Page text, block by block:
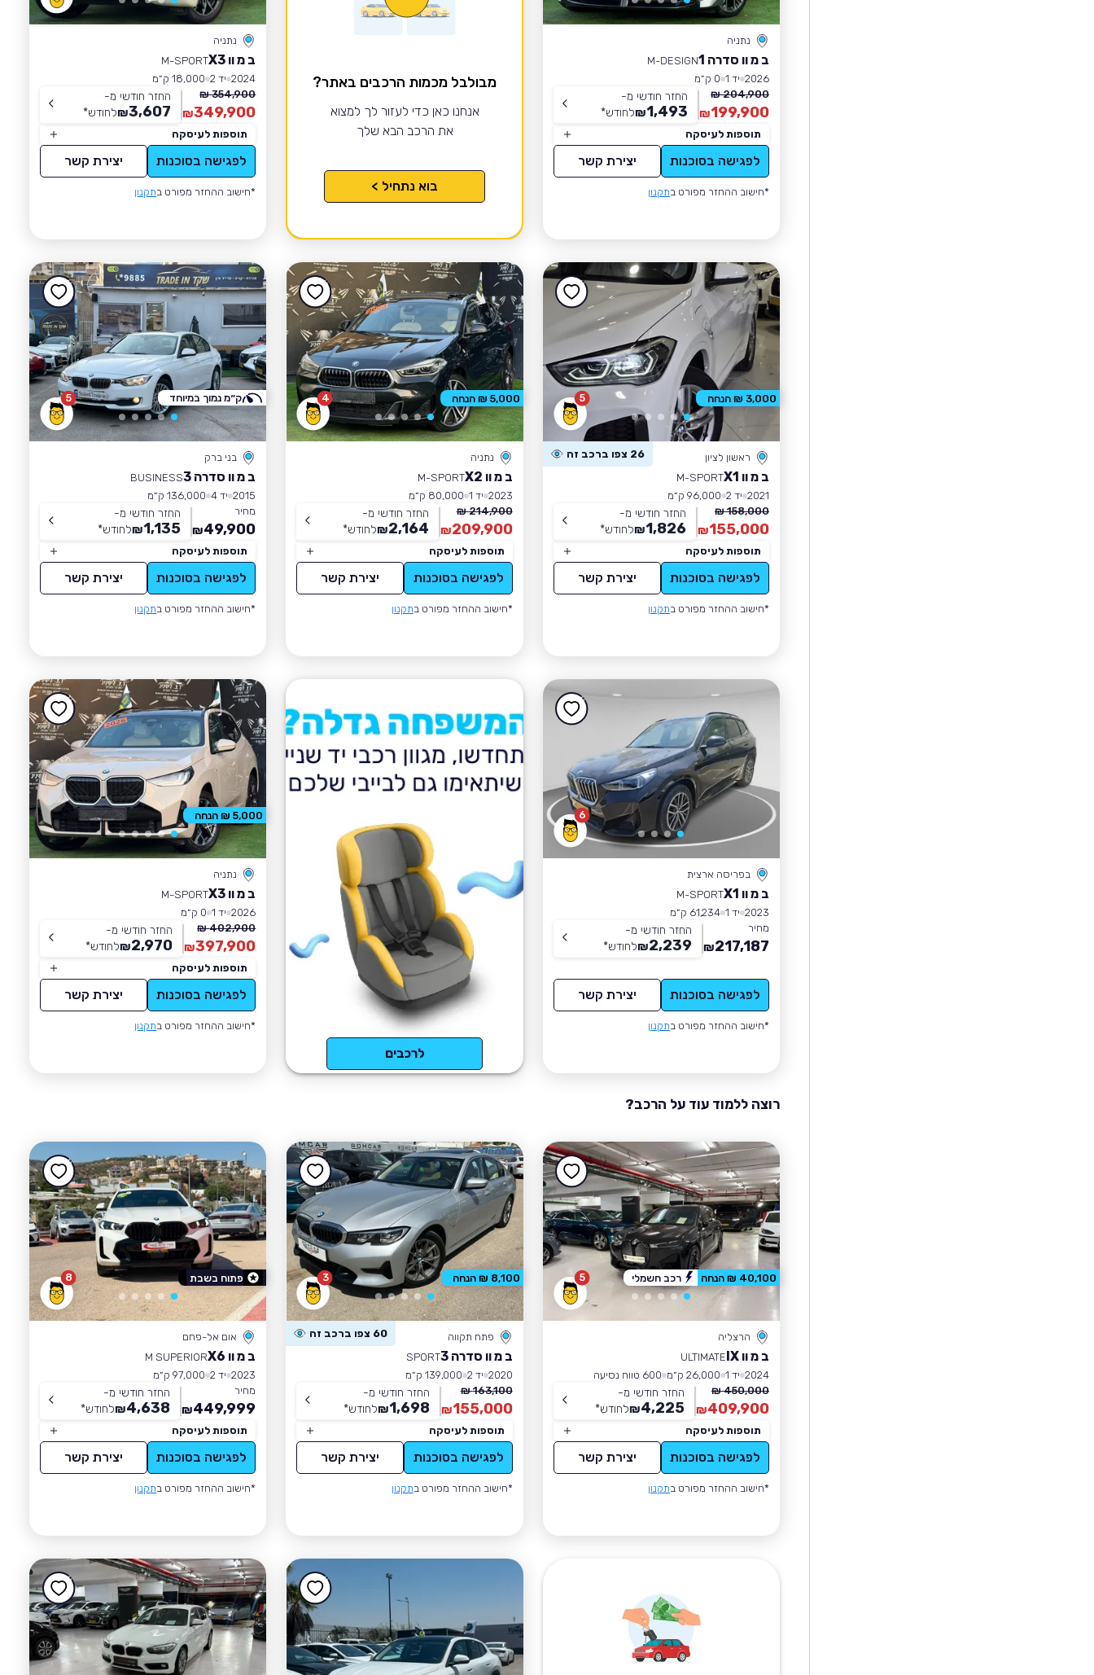
נתניה
ב מ וו סדרה 1
M-DESIGN
2026 יד 1
0 ק״מ
204,900 ₪
199,900
₪
החזר חודשי מ-
1,493
₪לחודש*
תוספות לעיסקה
לפגישה בסוכנות יצירת קשר
*חישוב ההחזר מפורט בתקנון
מבולבל מכמות הרכבים באתר?
אנחנו כאן כדי לעזור לך למצוא
את הרכב הבא שלך
בוא נתחיל >
נתניה
ב מ וו X3
M-SPORT
2024 יד 2
18,000 ק״מ
354,900 ₪
349,900
₪
החזר חודשי מ-
3,607
₪לחודש*
תוספות לעיסקה
לפגישה בסוכנות יצירת קשר
*חישוב ההחזר מפורט בתקנון
5
ראשון לציון 26 צפו ברכב זה
ב מ וו X1
M-SPORT
2021 יד 2
96,000 ק״מ
158,000 ₪
155,000
₪
החזר חודשי מ-
1,826
₪לחודש*
תוספות לעיסקה
לפגישה בסוכנות יצירת קשר
*חישוב ההחזר מפורט בתקנון
3,000 ₪ הנחה 4
נתניה
ב מ וו X2
M-SPORT
2023 יד 1
80,000 ק״מ
214,900 ₪
209,900
₪
החזר חודשי מ-
2,164
₪לחודש*
תוספות לעיסקה
לפגישה בסוכנות יצירת קשר
*חישוב ההחזר מפורט בתקנון
5,000 ₪ הנחה 5
בני ברק
ב מ וו סדרה 3
BUSINESS
2015 יד 4
136,000 ק״מ
מחיר
49,900
₪
החזר חודשי מ-
1,135
₪לחודש*
תוספות לעיסקה
לפגישה בסוכנות יצירת קשר
*חישוב ההחזר מפורט בתקנון
ק״מ נמוך במיוחד
6
בפריסה ארצית
ב מ וו X1
M-SPORT
2023 יד 1
61,234 ק״מ
מחיר
217,187
₪
החזר חודשי מ-
2,239
₪לחודש*
לפגישה בסוכנות יצירת קשר
*חישוב ההחזר מפורט בתקנון
לרכבים
נתניה
ב מ וו X3
M-SPORT
2026 יד 1
0 ק״מ
402,900 ₪
397,900
₪
החזר חודשי מ-
2,970
₪לחודש*
תוספות לעיסקה
לפגישה בסוכנות יצירת קשר
*חישוב ההחזר מפורט בתקנון
5,000 ₪ הנחה
רוצה ללמוד עוד על הרכב?
5
הרצליה
ב מ וו IX
ULTIMATE
2024 יד 1 26,000 ק״מ
600 טווח נסיעה
450,000 ₪
409,900
₪
החזר חודשי מ-
4,225
₪לחודש*
תוספות לעיסקה
לפגישה בסוכנות יצירת קשר
*חישוב ההחזר מפורט בתקנון
40,100 ₪ הנחה רכב חשמלי 3
פתח תקווה 60 צפו ברכב זה
ב מ וו סדרה 3
SPORT
2020 יד 2
139,000 ק״מ
163,100 ₪
155,000
₪
החזר חודשי מ-
1,698
₪לחודש*
תוספות לעיסקה
לפגישה בסוכנות יצירת קשר
*חישוב ההחזר מפורט בתקנון
8,100 ₪ הנחה 8
אום אל-פחם
ב מ וו X6
M SUPERIOR
2023 יד 2
97,000 ק״מ
מחיר
449,999
₪
החזר חודשי מ-
4,638
₪לחודש*
תוספות לעיסקה
לפגישה בסוכנות יצירת קשר
*חישוב ההחזר מפורט בתקנון
פתוח בשבת